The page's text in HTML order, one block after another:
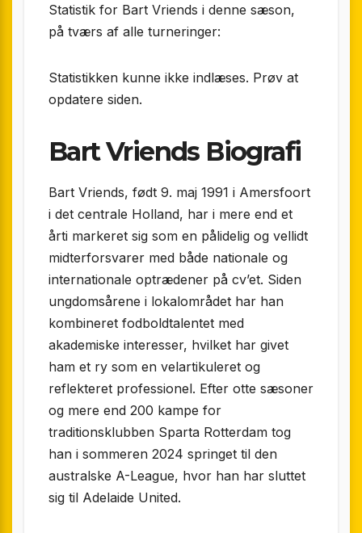
Statistik for Bart Vriends i denne sæson,
på tværs af alle turneringer:
Statistikken kunne ikke indlæses. Prøv at
opdatere siden.
Bart Vriends Biografi
Bart Vriends, født 9. maj 1991 i Amersfoort
i det centrale Holland, har i mere end et
årti markeret sig som en pålidelig og vellidt
midterforsvarer med både nationale og
internationale optrædener på cv’et. Siden
ungdomsårene i lokalområdet har han
kombineret fodboldtalentet med
akademiske interesser, hvilket har givet
ham et ry som en velartikuleret og
reflekteret professionel. Efter otte sæsoner
og mere end 200 kampe for
traditionsklubben Sparta Rotterdam tog
han i sommeren 2024 springet til den
australske A-League, hvor han har sluttet
sig til Adelaide United.